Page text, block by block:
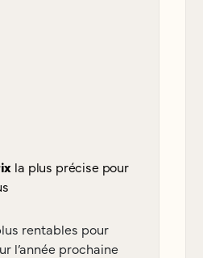
la plus précise pour
rentables pour
l’année prochaine